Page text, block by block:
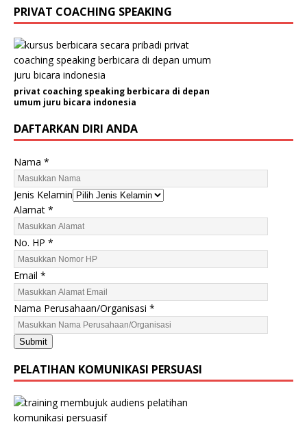
PRIVAT COACHING SPEAKING
privat coaching speaking berbicara di depan
umum juru bicara indonesia
DAFTARKAN DIRI ANDA
Nama *
Jenis Kelamin
N
a
m
a
K
e
l
a
m
i
A
a
Alamat *
No. HP *
Email *
Nama Perusahaan/Organisasi *
Submit
PELATIHAN KOMUNIKASI PERSUASI